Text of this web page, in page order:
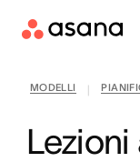
MODELLI